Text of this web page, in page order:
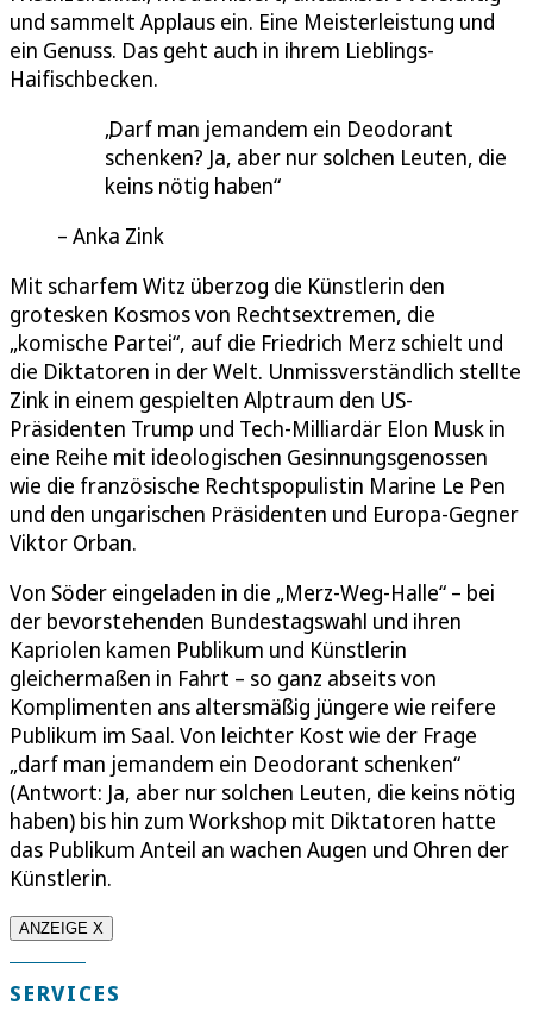
und sammelt Applaus ein. Eine Meisterleistung und
ein Genuss. Das geht auch in ihrem Lieblings-
Haifischbecken.
Darf man jemandem ein Deodorant
schenken? Ja, aber nur solchen Leuten, die
keins nötig haben
Anka Zink
Mit scharfem Witz überzog die Künstlerin den
grotesken Kosmos von Rechtsextremen, die
„komische Partei“, auf die Friedrich Merz schielt und
die Diktatoren in der Welt. Unmissverständlich stellte
Zink in einem gespielten Alptraum den US-
Präsidenten Trump und Tech-Milliardär Elon Musk in
eine Reihe mit ideologischen Gesinnungsgenossen
wie die französische Rechtspopulistin Marine Le Pen
und den ungarischen Präsidenten und Europa-Gegner
Viktor Orban.
Von Söder eingeladen in die „Merz-Weg-Halle“ – bei
der bevorstehenden Bundestagswahl und ihren
Kapriolen kamen Publikum und Künstlerin
gleichermaßen in Fahrt – so ganz abseits von
Komplimenten ans altersmäßig jüngere wie reifere
Publikum im Saal. Von leichter Kost wie der Frage
„darf man jemandem ein Deodorant schenken“
(Antwort: Ja, aber nur solchen Leuten, die keins nötig
haben) bis hin zum Workshop mit Diktatoren hatte
das Publikum Anteil an wachen Augen und Ohren der
Künstlerin.
ANZEIGE X
SERVICES